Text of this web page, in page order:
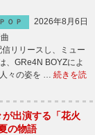
ＯＰ
2026年8月6日
信リリースし、ミュー
、GRe4N BOYZによ
々の姿を … 続きを読
出演する「花火
の物語